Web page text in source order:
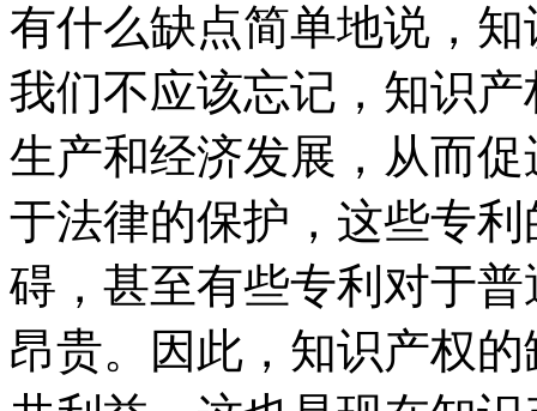
有什么缺点简单地说，
我们不应该忘记，知识
生产和经济发展，从而
于法律的保护，这些专
碍，甚至有些专利对于
昂贵。因此，知识产权